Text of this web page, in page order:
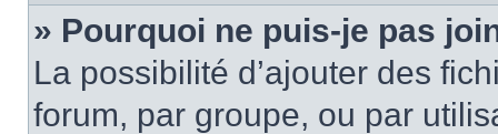
» Pourquoi ne puis-je pas
La possibilité d’ajouter des
forum, par groupe, ou par